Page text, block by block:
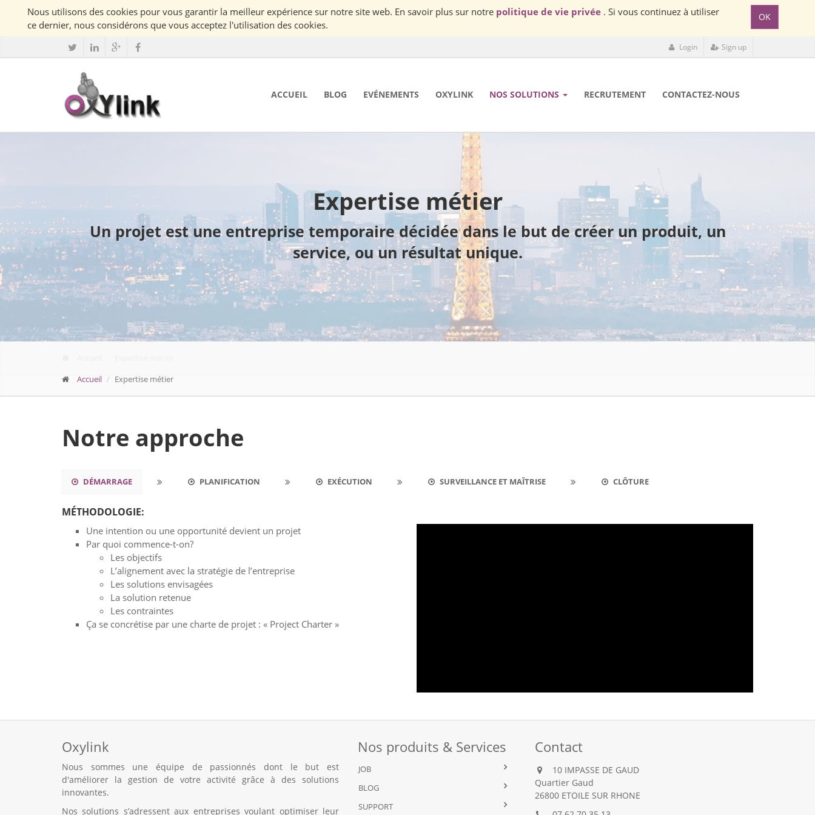
Nous utilisons des cookies pour vous garantir la meilleur expérience sur notre site web. En savoir plus sur notre politique de vie privée . Si vous continuez à utiliser
ce dernier, nous considérons que vous acceptez l'utilisation des cookies.
OK
Login Sign up
ACCUEIL BLOG EVÉNEMENTS OXYLINK NOS SOLUTIONS RECRUTEMENT CONTACTEZ-NOUS
Expertise métier
Un projet est une entreprise temporaire décidée dans le but de créer un produit, un
service, ou un résultat unique.
Accueil
Expertise métier
Notre approche
DÉMARRAGE PLANIFICATION EXÉCUTION SURVEILLANCE ET MAÎTRISE CLÔTURE
MÉTHODOLOGIE:
Une intention ou une opportunité devient un projet
Par quoi commence-t-on?
Les objectifs
L’alignement avec la stratégie de l’entreprise
Les solutions envisagées
La solution retenue
Les contraintes
Ça se concrétise par une charte de projet : « Project Charter »
Oxylink
Nous sommes une équipe de passionnés dont le but est
d'améliorer la gestion de votre activité grâce à des solutions
innovantes.
Nos solutions s’adressent aux entreprises voulant optimiser leur
Nos produits & Services
JOB
BLOG
SUPPORT
Contact
10 IMPASSE DE GAUD
Quartier Gaud
26800 ETOILE SUR RHONE